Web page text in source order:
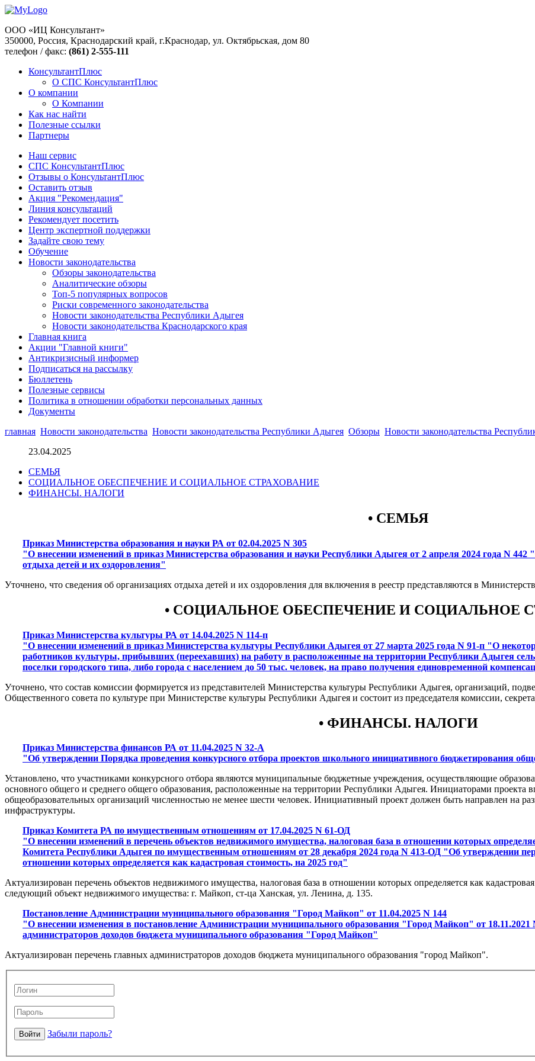
ООО «ИЦ Консультант»
350000, Россия, Краснодарский край, г.Краснодар, ул. Октябрьская, дом 80
телефон / факс: (861) 2-555-111
КонсультантПлюс
О СПС КонсультантПлюс
О компании
О Компании
Как нас найти
Полезные ссылки
Партнеры
Наш сервис
СПС КонсультантПлюс
Отзывы о КонсультантПлюс
Оставить отзыв
Акция "Рекомендация"
Линия консультаций
Рекомендует посетить
Центр экспертной поддержки
Задайте свою тему
Обучение
Новости законодательства
Обзоры законодательства
Аналитические обзоры
Топ-5 популярных вопросов
Риски современного законодательства
Новости законодательства Республики Адыгея
Новости законодательства Краснодарского края
Главная книга
Акции "Главной книги"
Антикризисный информер
Подписаться на рассылку
Бюллетень
Полезные сервисы
Политика в отношении обработки персональных данных
Документы
главная Новости законодательства Новости законодательства Республики Адыгея Обзоры Новости законодательства
23.04.2025
СЕМЬЯ
СОЦИАЛЬНОЕ ОБЕСПЕЧЕНИЕ И СОЦИАЛЬНОЕ СТРАХОВАНИЕ
ФИНАНСЫ. НАЛОГИ
• СЕМЬЯ
Приказ Министерства образования и науки РА от 02.04.2025 N 305
"О внесении изменений в приказ Министерства образования и науки Республики Адыгея от 2 апреля 2024 года N
отдыха детей и их оздоровления"
Уточнено, что сведения об организациях отдыха детей и их оздоровления для включения в реестр представляются в
• СОЦИАЛЬНОЕ ОБЕСПЕЧЕНИЕ И СОЦИАЛЬНОЕ
Приказ Министерства культуры РА от 14.04.2025 N 114-п
"О внесении изменений в приказ Министерства культуры Республики Адыгея от 27 марта 2025 года N 91-п "О
работников культуры, прибывших (переехавших) на работу в расположенные на территории Республики Адыгея
поселки городского типа, либо города с населением до 50 тыс. человек, на право получения единовременной
Уточнено, что состав комиссии формируется из представителей Министерства культуры Республики Адыгея, организаций,
Общественного совета по культуре при Министерстве культуры Республики Адыгея и состоит из председателя комиссии,
• ФИНАНСЫ. НАЛОГИ
Приказ Министерства финансов РА от 11.04.2025 N 32-А
"Об утверждении Порядка проведения конкурсного отбора проектов школьного инициативного бюджетирования
Установлено, что участниками конкурсного отбора являются муниципальные бюджетные учреждения, осуществляющие
основного общего и среднего общего образования, расположенные на территории Республики Адыгея. Инициаторами проекта
общеобразовательных организаций численностью не менее шести человек. Инициативный проект должен быть направлен на
инфраструктуры.
Приказ Комитета РА по имущественным отношениям от 17.04.2025 N 61-ОД
"О внесении изменений в перечень объектов недвижимого имущества, налоговая база в отношении которых
Комитета Республики Адыгея по имущественным отношениям от 28 декабря 2024 года N 413-ОД "Об утверждении
отношении которых определяется как кадастровая стоимость, на 2025 год"
Актуализирован перечень объектов недвижимого имущества, налоговая база в отношении которых определяется как
следующий объект недвижимого имущества: г. Майкоп, ст-ца Ханская, ул. Ленина, д. 135.
Постановление Администрации муниципального образования "Город Майкоп" от 11.04.2025 N 144
"О внесении изменения в постановление Администрации муниципального образования "Город Майкоп" от
администраторов доходов бюджета муниципального образования "Город Майкоп"
Актуализирован перечень главных администраторов доходов бюджета муниципального образования "город Майкоп".
Забыли пароль?